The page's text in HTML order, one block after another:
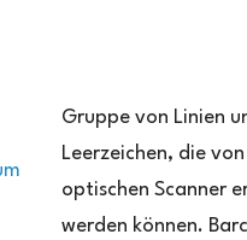
Gruppe von Linien
Leerzeichen, die
optischen Scanner
werden können.